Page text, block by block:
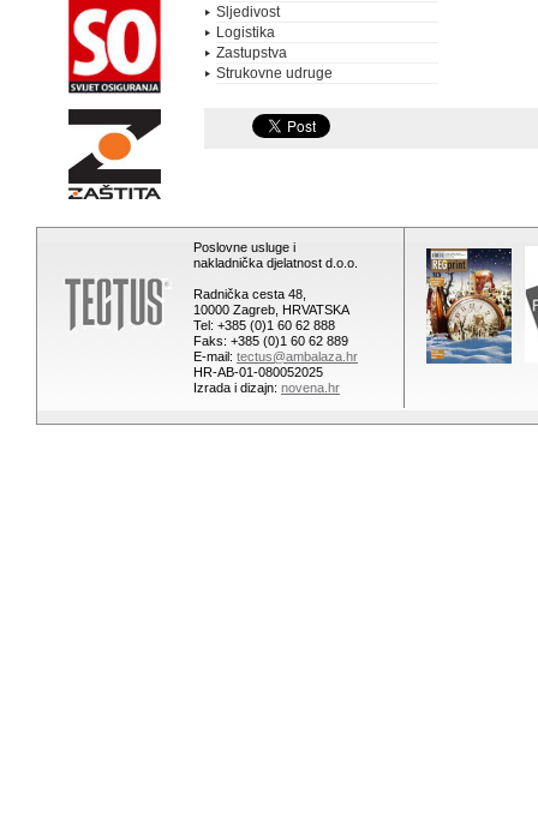
Sljedivost
Logistika
Zastupstva
Strukovne udruge
Poslovne usluge i
nakladnička djelatnost d.o.o.
Radnička cesta 48,
10000 Zagreb, HRVATSKA
Tel: +385 (0)1 60 62 888
Faks: +385 (0)1 60 62 889
E-mail: tectus@ambalaza.hr
HR-AB-01-080052025
Izrada i dizajn: novena.hr